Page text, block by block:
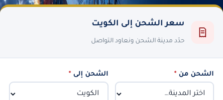
سعر الشحن إلى الكويت
حدّد مدينة الشحن ونعاود التواصل
الشحن من * الشحن إلى*